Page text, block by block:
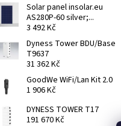
Solar panel insolar.eu
AS280P-60 silver;...
3 492 Kč
Dyness Tower BDU/Base
T9637
31 362 Kč
GoodWe WiFi/Lan Kit 2.0
1 906 Kč
DYNESS TOWER T17
191 670 Kč